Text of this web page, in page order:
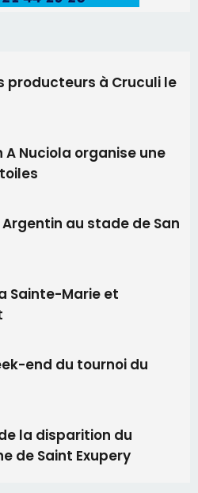
au stade de San
Sainte-Marie et
end du tournoi du
la disparition du
de Saint Exupery
Miss Corse 2026
pas avant 2081
Latino évacué en urgence